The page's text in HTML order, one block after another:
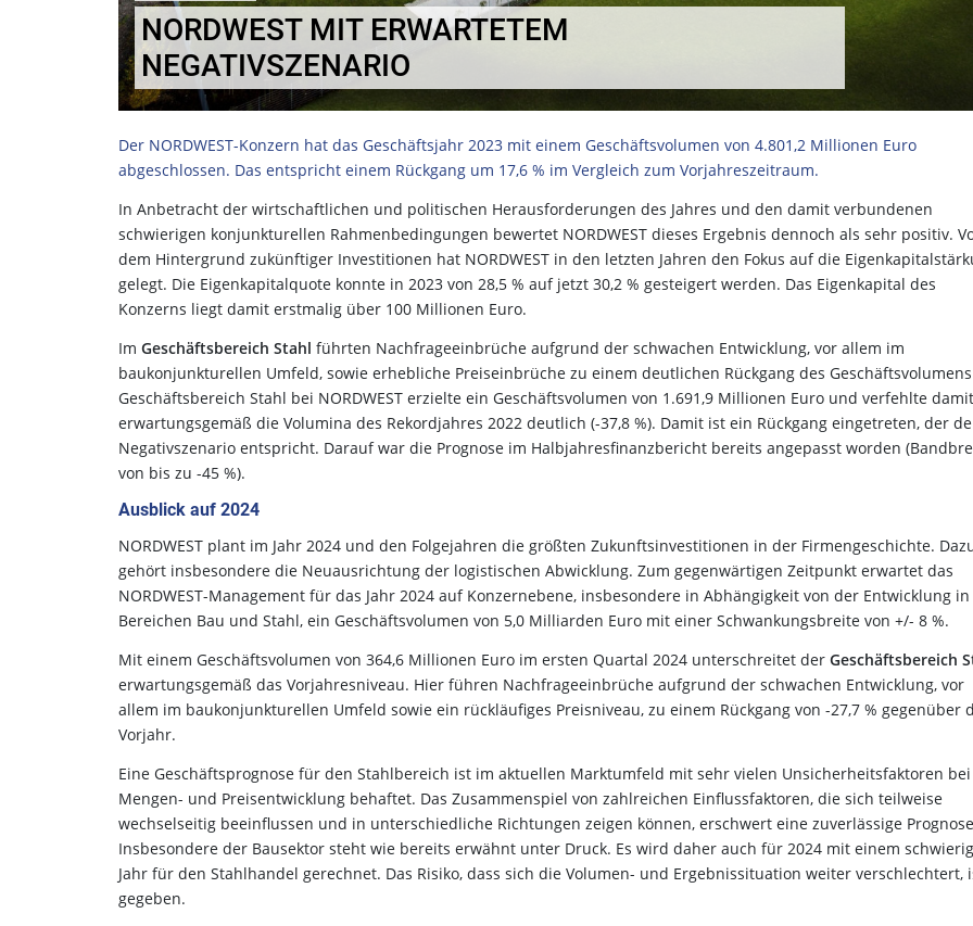
NORDWEST MIT ERWARTETEM
NEGATIVSZENARIO
Der NORDWEST-Konzern hat das Geschäftsjahr 2023 mit einem Geschäftsvolumen von 4.801,2 Millionen Euro
abgeschlossen. Das entspricht einem Rückgang um 17,6 % im Vergleich zum Vorjahreszeitraum.
In Anbetracht der wirtschaftlichen und politischen Herausforderungen des Jahres und den damit verbundenen
schwierigen konjunkturellen Rahmenbedingungen bewertet NORDWEST dieses Ergebnis dennoch als sehr positiv.
dem Hintergrund zukünftiger Investitionen hat NORDWEST in den letzten Jahren den Fokus auf die
gelegt. Die Eigenkapitalquote konnte in 2023 von 28,5 % auf jetzt 30,2 % gesteigert werden. Das Eigenkapital des
Konzerns liegt damit erstmalig über 100 Millionen Euro.
Im Geschäftsbereich Stahl führten Nachfrageeinbrüche aufgrund der schwachen Entwicklung, vor allem im
baukonjunkturellen Umfeld, sowie erhebliche Preiseinbrüche zu einem deutlichen Rückgang des
Geschäftsbereich Stahl bei NORDWEST erzielte ein Geschäftsvolumen von 1.691,9 Millionen Euro und verfehlte damit
erwartungsgemäß die Volumina des Rekordjahres 2022 deutlich (-37,8 %). Damit ist ein Rückgang eingetreten, der
Negativszenario entspricht. Darauf war die Prognose im Halbjahresfinanzbericht bereits angepasst worden
von bis zu -45 %).
Ausblick auf 2024
NORDWEST plant im Jahr 2024 und den Folgejahren die größten Zukunftsinvestitionen in der Firmengeschichte.
gehört insbesondere die Neuausrichtung der logistischen Abwicklung. Zum gegenwärtigen Zeitpunkt erwartet das
NORDWEST-Management für das Jahr 2024 auf Konzernebene, insbesondere in Abhängigkeit von der Entwicklung
Bereichen Bau und Stahl, ein Geschäftsvolumen von 5,0 Milliarden Euro mit einer Schwankungsbreite von +/- 8 %.
Mit einem Geschäftsvolumen von 364,6 Millionen Euro im ersten Quartal 2024 unterschreitet der Geschäftsbereich
erwartungsgemäß das Vorjahresniveau. Hier führen Nachfrageeinbrüche aufgrund der schwachen Entwicklung, vor
allem im baukonjunkturellen Umfeld sowie ein rückläufiges Preisniveau, zu einem Rückgang von -27,7 % gegenüber
Vorjahr.
Eine Geschäftsprognose für den Stahlbereich ist im aktuellen Marktumfeld mit sehr vielen Unsicherheitsfaktoren
Mengen- und Preisentwicklung behaftet. Das Zusammenspiel von zahlreichen Einflussfaktoren, die sich teilweise
wechselseitig beeinflussen und in unterschiedliche Richtungen zeigen können, erschwert eine zuverlässige
Insbesondere der Bausektor steht wie bereits erwähnt unter Druck. Es wird daher auch für 2024 mit einem
Jahr für den Stahlhandel gerechnet. Das Risiko, dass sich die Volumen- und Ergebnissituation weiter verschlechtert,
gegeben.